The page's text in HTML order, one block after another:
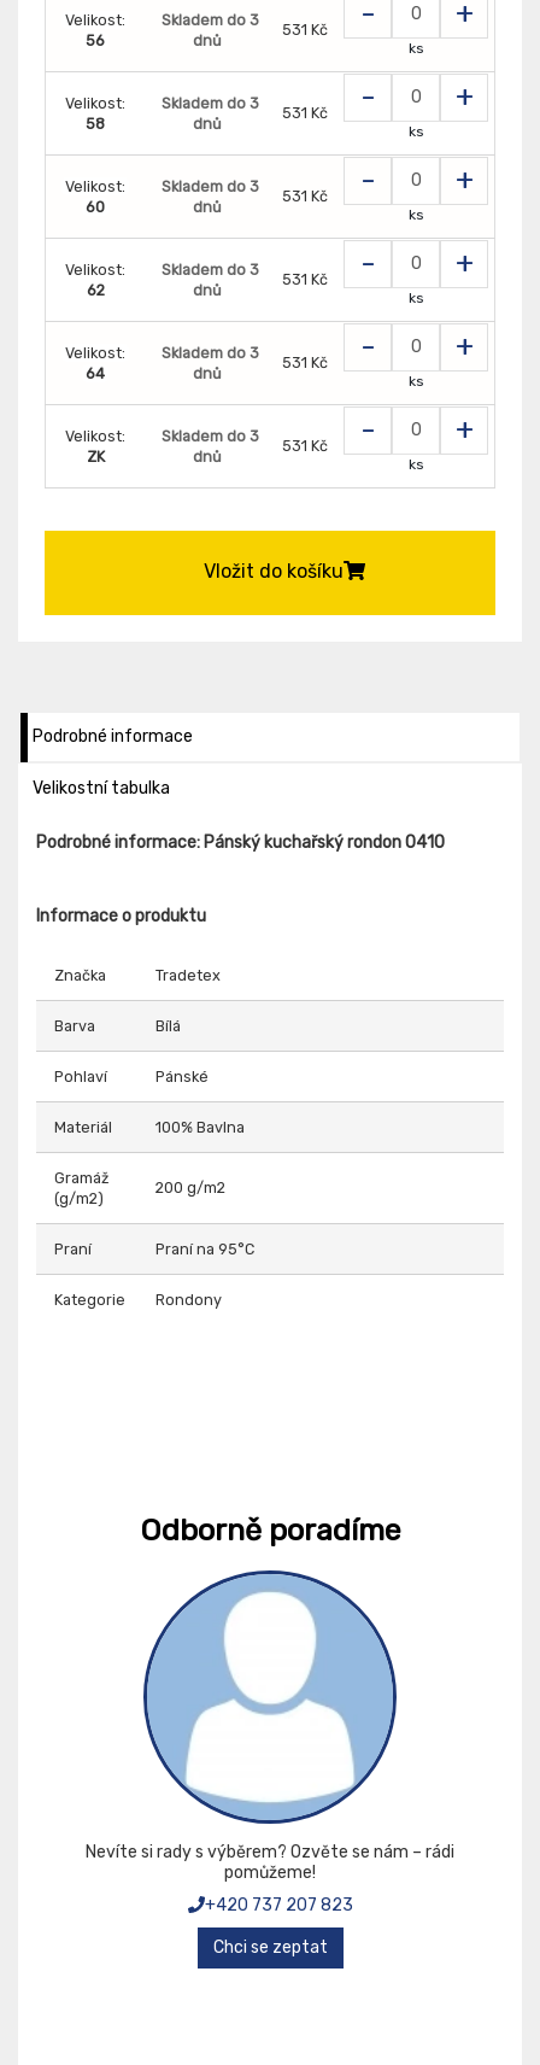
Velikost:
56
Skladem do 3
dnů
531 Kč - +
ks
Velikost:
58
Skladem do 3
dnů
531 Kč - +
ks
Velikost:
60
Skladem do 3
dnů
531 Kč - +
ks
Velikost:
62
Skladem do 3
dnů
531 Kč - +
ks
Velikost:
64
Skladem do 3
dnů
531 Kč - +
ks
Velikost:
ZK
Skladem do 3
dnů
531 Kč - +
ks
Vložit do košíku
Podrobné informace
Velikostní tabulka
Podrobné informace: Pánský kuchařský rondon 0410
Informace o produktu
Značka Tradetex
Barva Bílá
Pohlaví Pánské
Materiál 100% Bavlna
Gramáž
(g/m2)
200 g/m2
Praní Praní na 95°C
Kategorie Rondony
Odborně poradíme
Nevíte si rady s výběrem? Ozvěte se nám – rádi
pomůžeme!
+420 737 207 823
Chci se zeptat